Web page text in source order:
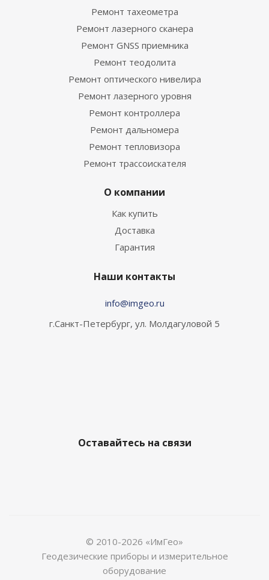
Ремонт тахеометра
Ремонт лазерного сканера
Ремонт GNSS приемника
Ремонт теодолита
Ремонт оптического нивелира
Ремонт лазерного уровня
Ремонт контроллера
Ремонт дальномера
Ремонт тепловизора
Ремонт трассоискателя
О компании
Как купить
Доставка
Гарантия
Наши контакты
info@imgeo.ru
г.Санкт-Петербург, ул. Молдагуловой 5
Оставайтесь на связи
© 2010-2026 «ИмГео»
Геодезические приборы и измерительное
оборудование